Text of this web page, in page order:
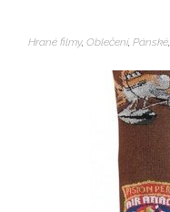
Hrané filmy, Oblečení, Pánské,